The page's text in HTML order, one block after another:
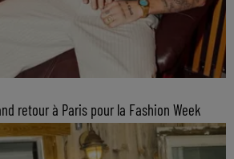
retour à Paris pour la Fashion Week